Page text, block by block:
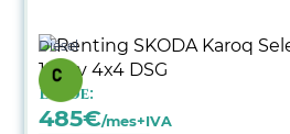
Diésel
Desde:
485€/mes+IVA